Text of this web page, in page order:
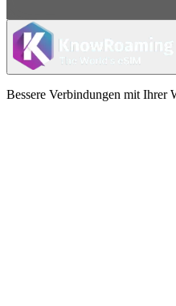
Bessere Verbindungen mit Ihrer